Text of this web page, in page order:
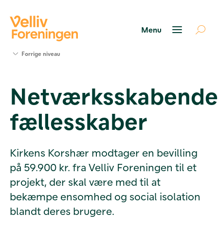
Værktøjer
og viden
Om Velliv
Foreningen
Forrige niveau
Netværksskabende
fællesskaber
Kirkens Korshær modtager en bevilling
på 59.900 kr. fra Velliv Foreningen til et
projekt, der skal være med til at
bekæmpe ensomhed og social isolation
blandt deres brugere.